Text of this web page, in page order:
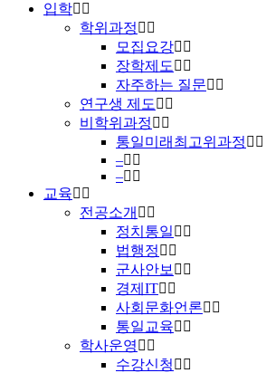
입학
학위과정
모집요강
장학제도
자주하는 질문
연구생 제도
비학위과정
통일미래최고위과정
–
–
교육
전공소개
정치통일
법행정
군사안보
경제IT
사회문화언론
통일교육
학사운영
수강신청